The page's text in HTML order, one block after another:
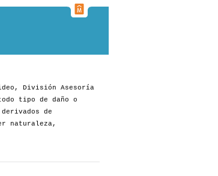
División Asesoría
tipo de daño o
de
naturaleza,